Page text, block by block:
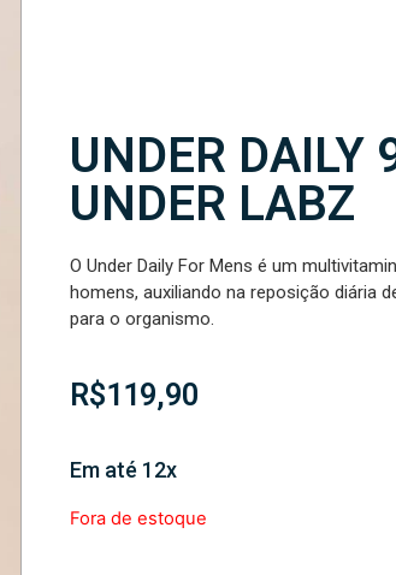
UNDER DAILY
UNDER LABZ
O Under Daily For Mens é um
homens, auxiliando na reposição diária
para o organismo.
R$119,90
Em até 12x
Fora de estoque